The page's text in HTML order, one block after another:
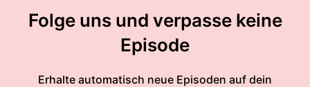
Folge uns und verpasse keine
Episode
Erhalte automatisch neue Episoden auf dein